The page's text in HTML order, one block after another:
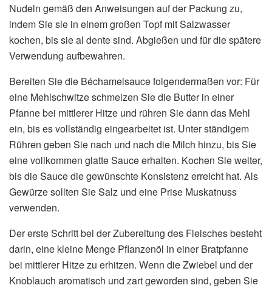
Nudeln gemäß den Anweisungen auf der Packung zu,
indem Sie sie in einem großen Topf mit Salzwasser
kochen, bis sie al dente sind. Abgießen und für die spätere
Verwendung aufbewahren.
Bereiten Sie die Béchamelsauce folgendermaßen vor: Für
eine Mehlschwitze schmelzen Sie die Butter in einer
Pfanne bei mittlerer Hitze und rühren Sie dann das Mehl
ein, bis es vollständig eingearbeitet ist. Unter ständigem
Rühren geben Sie nach und nach die Milch hinzu, bis Sie
eine vollkommen glatte Sauce erhalten. Kochen Sie weiter,
bis die Sauce die gewünschte Konsistenz erreicht hat. Als
Gewürze sollten Sie Salz und eine Prise Muskatnuss
verwenden.
Der erste Schritt bei der Zubereitung des Fleisches besteht
darin, eine kleine Menge Pflanzenöl in einer Bratpfanne
bei mittlerer Hitze zu erhitzen. Wenn die Zwiebel und der
Knoblauch aromatisch und zart geworden sind, geben Sie